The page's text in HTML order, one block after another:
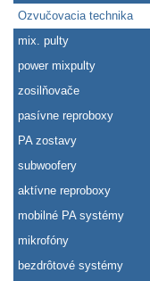
Ozvučovacia technika
mix. pulty
power mixpulty
zosilňovače
pasívne reproboxy
PA zostavy
subwoofery
aktívne reproboxy
mobilné PA systémy
mikrofóny
bezdrôtové systémy